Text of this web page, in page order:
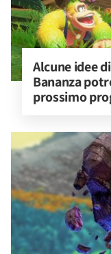
Alcune idee
Bananza
prossimo